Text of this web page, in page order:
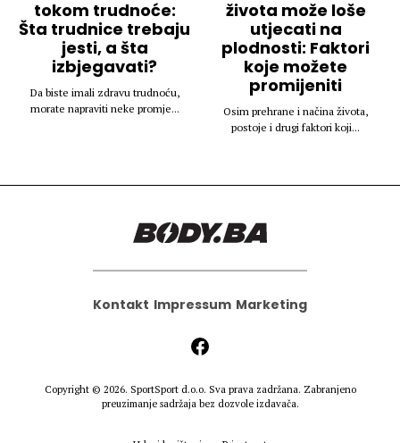
tokom trudnoće:
Šta trudnice trebaju
jesti, a šta
izbjegavati?
Da biste imali zdravu trudnoću,
morate napraviti neke promje...
života može loše
utjecati na
plodnosti: Faktori
koje možete
promijeniti
Osim prehrane i načina života,
postoje i drugi faktori koji...
Kontakt Impressum Marketing
Copyright © 2026. SportSport d.o.o. Sva prava zadržana. Zabranjeno
preuzimanje sadržaja bez dozvole izdavača.